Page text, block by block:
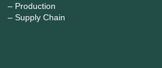
– Production
– Supply Chain